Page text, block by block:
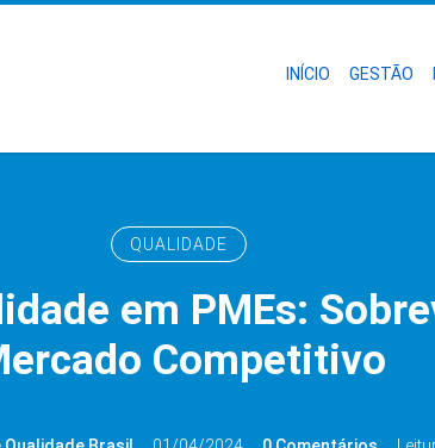
INÍCIO GESTÃO
QUALIDADE
em PMEs:
Competitivo